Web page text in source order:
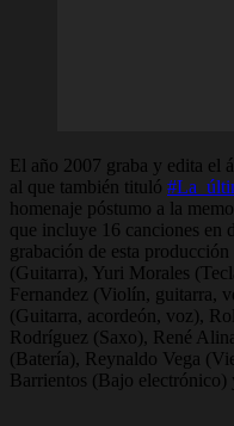
El año 2007 graba y edita el
al que también tituló
homenaje póstumo a la
que incluye 16 canciones en
grabación de esta
(Guitarra), Yuri Morales
Fernandez (Violín, guitarra,
(Guitarra, acordeón, voz),
Rodríguez (Saxo), René
(Batería), Reynaldo Vega
Barrientos (Bajo electrónico)